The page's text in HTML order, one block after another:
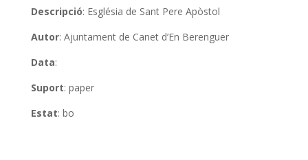
Descripció: Església de Sant Pere Apòstol
Autor: Ajuntament de Canet d’En Berenguer
Data:
Suport: paper
Estat: bo